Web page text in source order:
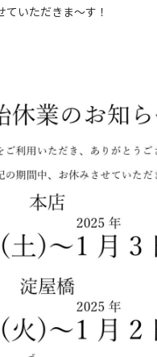
いただきま～す！